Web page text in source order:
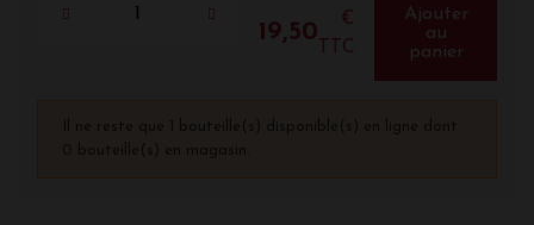
19,50
€
TTC
Ajouter
au
panier